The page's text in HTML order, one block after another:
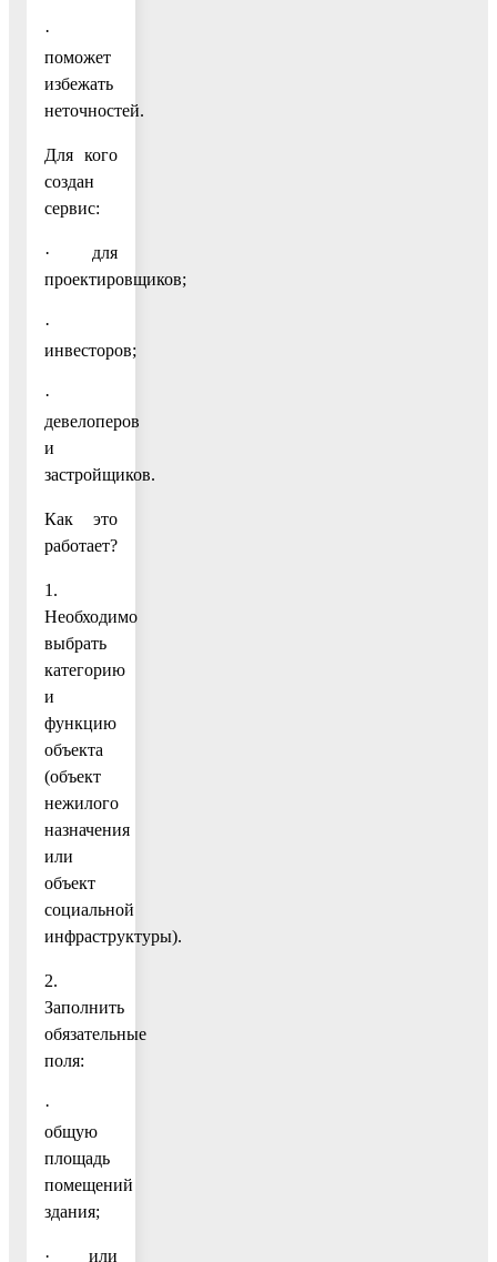
·
поможет
избежать
неточностей.
Для кого
создан
сервис:
· для
проектировщиков;
·
инвесторов;
·
девелоперов
и
застройщиков.
Как это
работает?
1.
Необходимо
выбрать
категорию
и
функцию
объекта
(объект
нежилого
назначения
или
объект
социальной
инфраструктуры).
2.
Заполнить
обязательные
поля:
·
общую
площадь
помещений
здания;
· или